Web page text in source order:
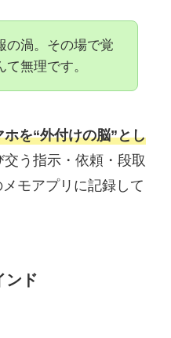
の渦。その場で覚
て無理です。
ホを“外付けの脳”とし
う指示・依頼・段取
モアプリに記録して
ンド